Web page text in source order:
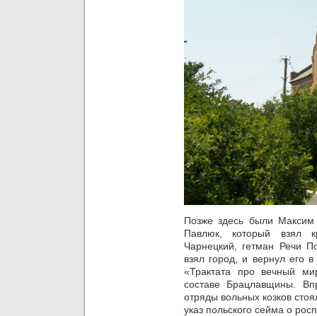
Позже здесь были
Павлюк, который взял
Чарнецкий, гетман Речи
взял город, и вернул его
«Трактата про вечный
составе Брацлавщины.
отряды вольных козков
указ польского сейма о